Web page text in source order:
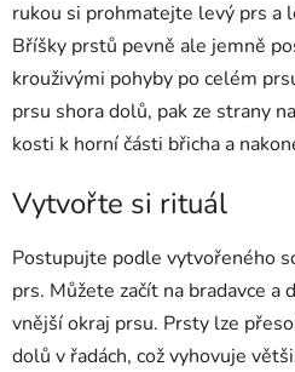
rukou si prohmatejte levý prs a
Bříšky prstů pevně ale jemně
krouživými pohyby po celém
prsu shora dolů, pak ze strany
kosti k horní části břicha a
Vytvořte si rituál
Postupujte podle vytvořeného
prs. Můžete začít na bradavce
vnější okraj prsu. Prsty lze
dolů v řadách, což vyhovuje